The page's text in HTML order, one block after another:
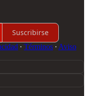
Suscribirse
∙ Términos ∙ Aviso